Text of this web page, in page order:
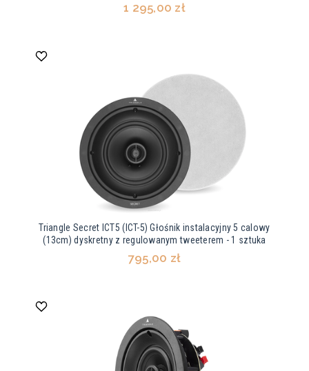
1 295,00 zł
Triangle Secret ICT5 (ICT-5) Głośnik instalacyjny 5 calowy
(13cm) dyskretny z regulowanym tweeterem - 1 sztuka
795,00 zł